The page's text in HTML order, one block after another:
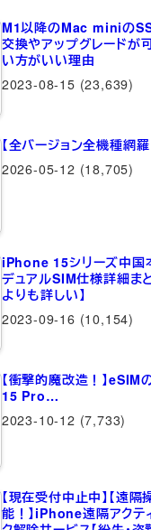
M1以降のMac miniの
交換やアップグレード
い方がいい理由
2023-08-15 (23,639)
【全バージョン全機種網
2026-05-12 (18,705)
iPhone 15シリーズ中国
デュアルSIM仕様詳細ま
よりも詳しい】
2023-09-16 (10,154)
【衝撃的魔改造！】
15 Pro…
2023-10-12 (7,733)
【現在受付中止中】【遠
能！】iPhone遠隔アクテ